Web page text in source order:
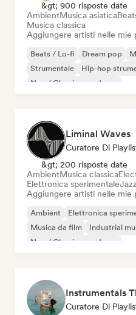
&gt; 900 risposte date
AmbientMusica asiatica
Musica classica
Aggiungere artisti nelle mie
Beats / Lo-fi Dream pop
Strumentale
Hip-hop
Neo / Classico moderno
Liminal Waves
Curatore Di
&gt; 200 risposte date
AmbientMusica classica
Elettronica sperimentale
Aggiungere artisti nelle mie
Ambient Elettronica
Musica da film
Industrial
Neo / Classico moderno
Curatore Di